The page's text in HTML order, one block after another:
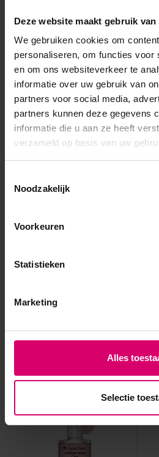
Deze website maakt gebruik van
We gebruiken cookies om
personaliseren, om functies voor
en om ons websiteverkeer te
informatie over uw gebruik van
partners voor social media,
partners kunnen deze gegevens
informatie die u aan ze heeft
verzameld op basis van uw
Noodzakelijk
Voorkeuren
Statistieken
Marketing
Alles
Selectie
Op voorraad
19,25
excl. btw
Op
LoveNess
TPO/HEMA vrij
19,95